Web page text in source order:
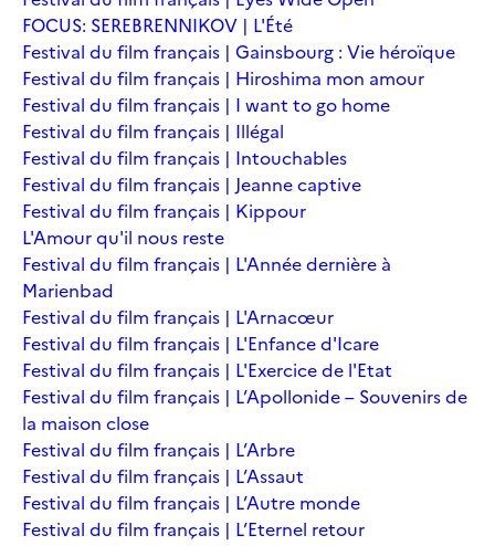
FOCUS: SEREBRENNIKOV | L'Été
Festival du film français | Gainsbourg : Vie héroïque
Festival du film français | Hiroshima mon amour
Festival du film français | I want to go home
Festival du film français | Illégal
Festival du film français | Intouchables
Festival du film français | Jeanne captive
Festival du film français | Kippour
L'Amour qu'il nous reste
Festival du film français | L'Année dernière à
Marienbad
Festival du film français | L'Arnacœur
Festival du film français | L'Enfance d'Icare
Festival du film français | L'Exercice de l'Etat
Festival du film français | L’Apollonide – Souvenirs de
la maison close
Festival du film français | L’Arbre
Festival du film français | L’Assaut
Festival du film français | L’Autre monde
Festival du film français | L’Eternel retour